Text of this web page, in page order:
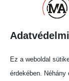
város a
európai
meghatározó
innovációs
Ez a weboldal
érdekében.